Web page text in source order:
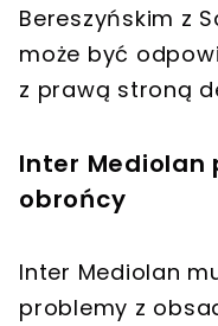
Bereszyńskim z
może być
z prawą stroną
Inter Mediolan
obrońcy
Inter Mediolan
problemy z